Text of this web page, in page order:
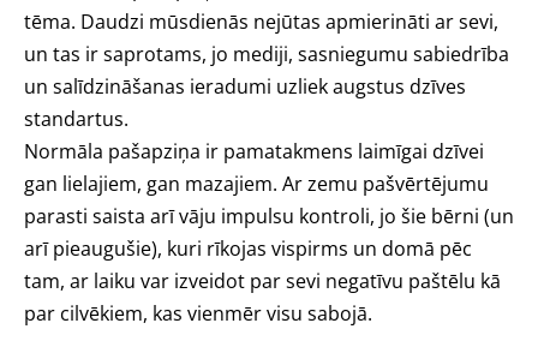
tēma. Daudzi mūsdienās nejūtas apmierināti ar sevi,
un tas ir saprotams, jo mediji, sasniegumu sabiedrība
un salīdzināšanas ieradumi uzliek augstus dzīves
standartus.
Normāla pašapziņa ir pamatakmens laimīgai dzīvei
gan lielajiem, gan mazajiem. Ar zemu pašvērtējumu
parasti saista arī vāju impulsu kontroli, jo šie bērni (un
arī pieaugušie), kuri rīkojas vispirms un domā pēc
tam, ar laiku var izveidot par sevi negatīvu paštēlu kā
par cilvēkiem, kas vienmēr visu sabojā.